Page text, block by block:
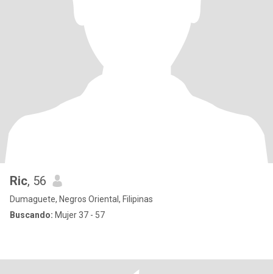
Ric, 56
Dumaguete, Negros Oriental, Filipinas
Buscando: Mujer 37 - 57